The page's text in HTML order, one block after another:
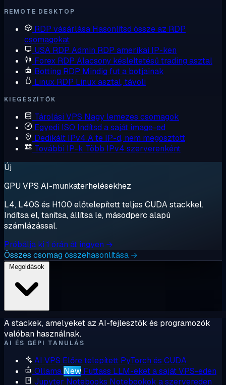
REMOTE DESKTOP
RDP vásárlása Hasonlítsd össze az RDP
csomagokat
USA RDP Admin RDP amerikai IP-ken
Forex RDP Alacsony késleltetésű trading asztal
Botting RDP Mindig fut a botjainak
Linux RDP Linux asztal, távoli
KIEGÉSZÍTŐK
Tárolási VPS Nagy lemezes csomagok
Egyedi ISO Indítsd a saját image-ed
Dedikált IPv4 A te IP-d, nem megosztott
További IP-k Több IPv4 szerverenként
Új
GPU VPS AI-munkaterhelésekhez
L4, L40S és H100 előtelepített teljes CUDA stackkel.
Indítsa el, tanítsa, állítsa le, másodperc alapú
számlázással.
Próbálja ki 1 órán át ingyen →
Összes csomag összehasonlítása →
A stackek, amelyeket az AI-fejlesztők és programozók
valóban használnak.
AI ÉS GÉPI TANULÁS
AI VPS Előre telepített PyTorch és CUDA
Ollama New Futtass LLM-eket a saját VPS-eden
Jupyter Notebooks Notebookok a szervereden